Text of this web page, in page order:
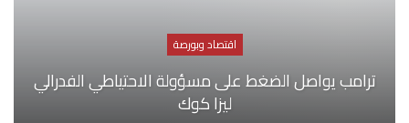
اقتصاد وبورصة
ترامب يواصل الضغط على مسؤولة الاحتياطي الفدرالي
ليزا كوك